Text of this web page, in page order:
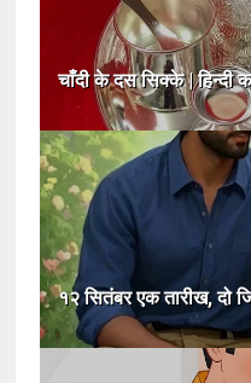
चाँदी के दस सिक्के | हिन्दी
१२ सितंबर एक तारीख, दो